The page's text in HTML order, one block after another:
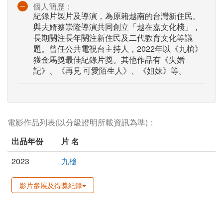
個人簡歷：
紀錄片製片及導演，為原籍越南的台灣新住民。
與夫婿蔡崇隆導演共同創立「越在嘉文化棧」，
長期關注長年關注新住民及二代教育文化等議
題。曾任公共電視台主持人，2022年以《九槍》
獲金馬獎最佳紀錄片獎。其他作品有《失婚
記》、《再見 可愛陌生人》、《姐妹》等。
電影作品列表(以分級證明所載資訊為準)：
出品年份
片 名
2023
九槍
影片參展及得獎紀錄